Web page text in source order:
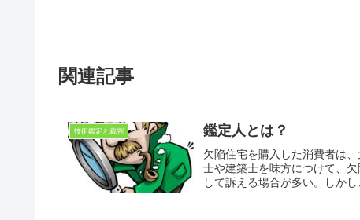
関連記事
技術鑑定と裁判 鑑定人とは？
欠陥住宅を購入した消費者は
士や建築士を味方につけて、
して訴える場合が多い。しか